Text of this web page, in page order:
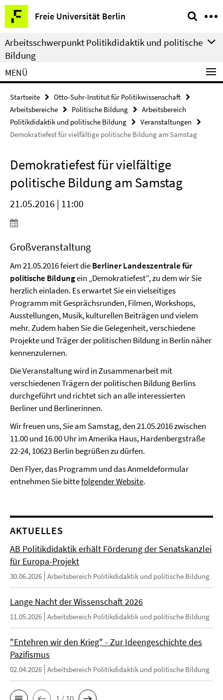
Springe
direkt
zu
Inhalt
Freie Universität Berlin
Service-
Navigation
Arbeitsschwerpunkt Politikdidaktik und politische
Bildung
MENÜ
Startseite
Otto-Suhr-Institut für Politikwissenschaft
Arbeitsbereiche
Politische Bildung
Arbeitsbereich
Politikdidaktik und politische Bildung
Veranstaltungen
Demokratiefest für vielfältige politische Bildung am Samstag
Demokratiefest für vielfältige
politische Bildung am Samstag
21.05.2016 | 11:00
Großveranstaltung
Am 21.05.2016 feiert dieBerliner Landeszentrale für
politische Bildungein „Demokratiefest“, zu dem wir Sie
herzlich einladen. Es erwartet Sie ein vielseitiges
Programm mit Gesprächsrunden, Filmen, Workshops,
Ausstellungen, Musik, kulturellen Beiträgen und vielem
mehr. Zudem haben Sie die Gelegenheit, verschiedene
Projekte und Träger der politischen Bildung in Berlin näher
kennenzulernen.
Die Veranstaltung wird in Zusammenarbeit mit
verschiedenen Trägern der politischen Bildung Berlins
durchgeführt und richtet sich an alle interessierten
Berliner und Berlinerinnen.
Wir freuen uns, Sie am Samstag, den 21.05.2016 zwischen
11.00 und 16.00 Uhr im Amerika Haus, Hardenbergstraße
22-24, 10623 Berlin begrüßen zu dürfen.
Den Flyer, das Programm und das Anmeldeformular
entnehmen Sie bittefolgender Website.
AKTUELLES
AB Politikdidaktik erhält Förderung der Senatskanzlei
für Europa-Projekt
30.06.2026 Arbeitsbereich Politikdidaktik und politische Bildung
Lange Nacht der Wissenschaft 2026
11.05.2026 Arbeitsbereich Politikdidaktik und politische Bildung
"Entehren wir den Krieg" - Zur Ideengeschichte des
Pazifismus
02.04.2026 Arbeitsbereich Politikdidaktik und politische Bildung